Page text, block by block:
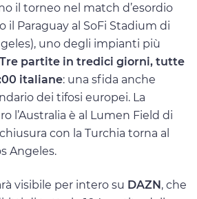
il torneo nel match d’esordio
il Paraguay al SoFi Stadium di
uno degli impianti più
Tre partite in tredici giorni, tutte
italiane: una sfida anche
dei tifosi europei. La
l’Australia è al Lumen Field di
con la Turchia torna al
Angeles.
visibile per intero su DAZN , che